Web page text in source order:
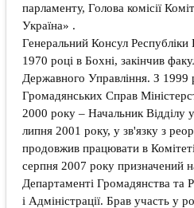
парламенту, Голова комісії
Україна» .
Генеральний Консул
1970 році в Бохні, закінчив
Державного Управління. З
Громадянських Справ
2000 року – Начальник Відділу
липня 2001 року, у зв'язку з
продовжив працювати в
серпня 2007 року призначений
Департаменті Громадянства та
і Адміністрації. Брав участь у